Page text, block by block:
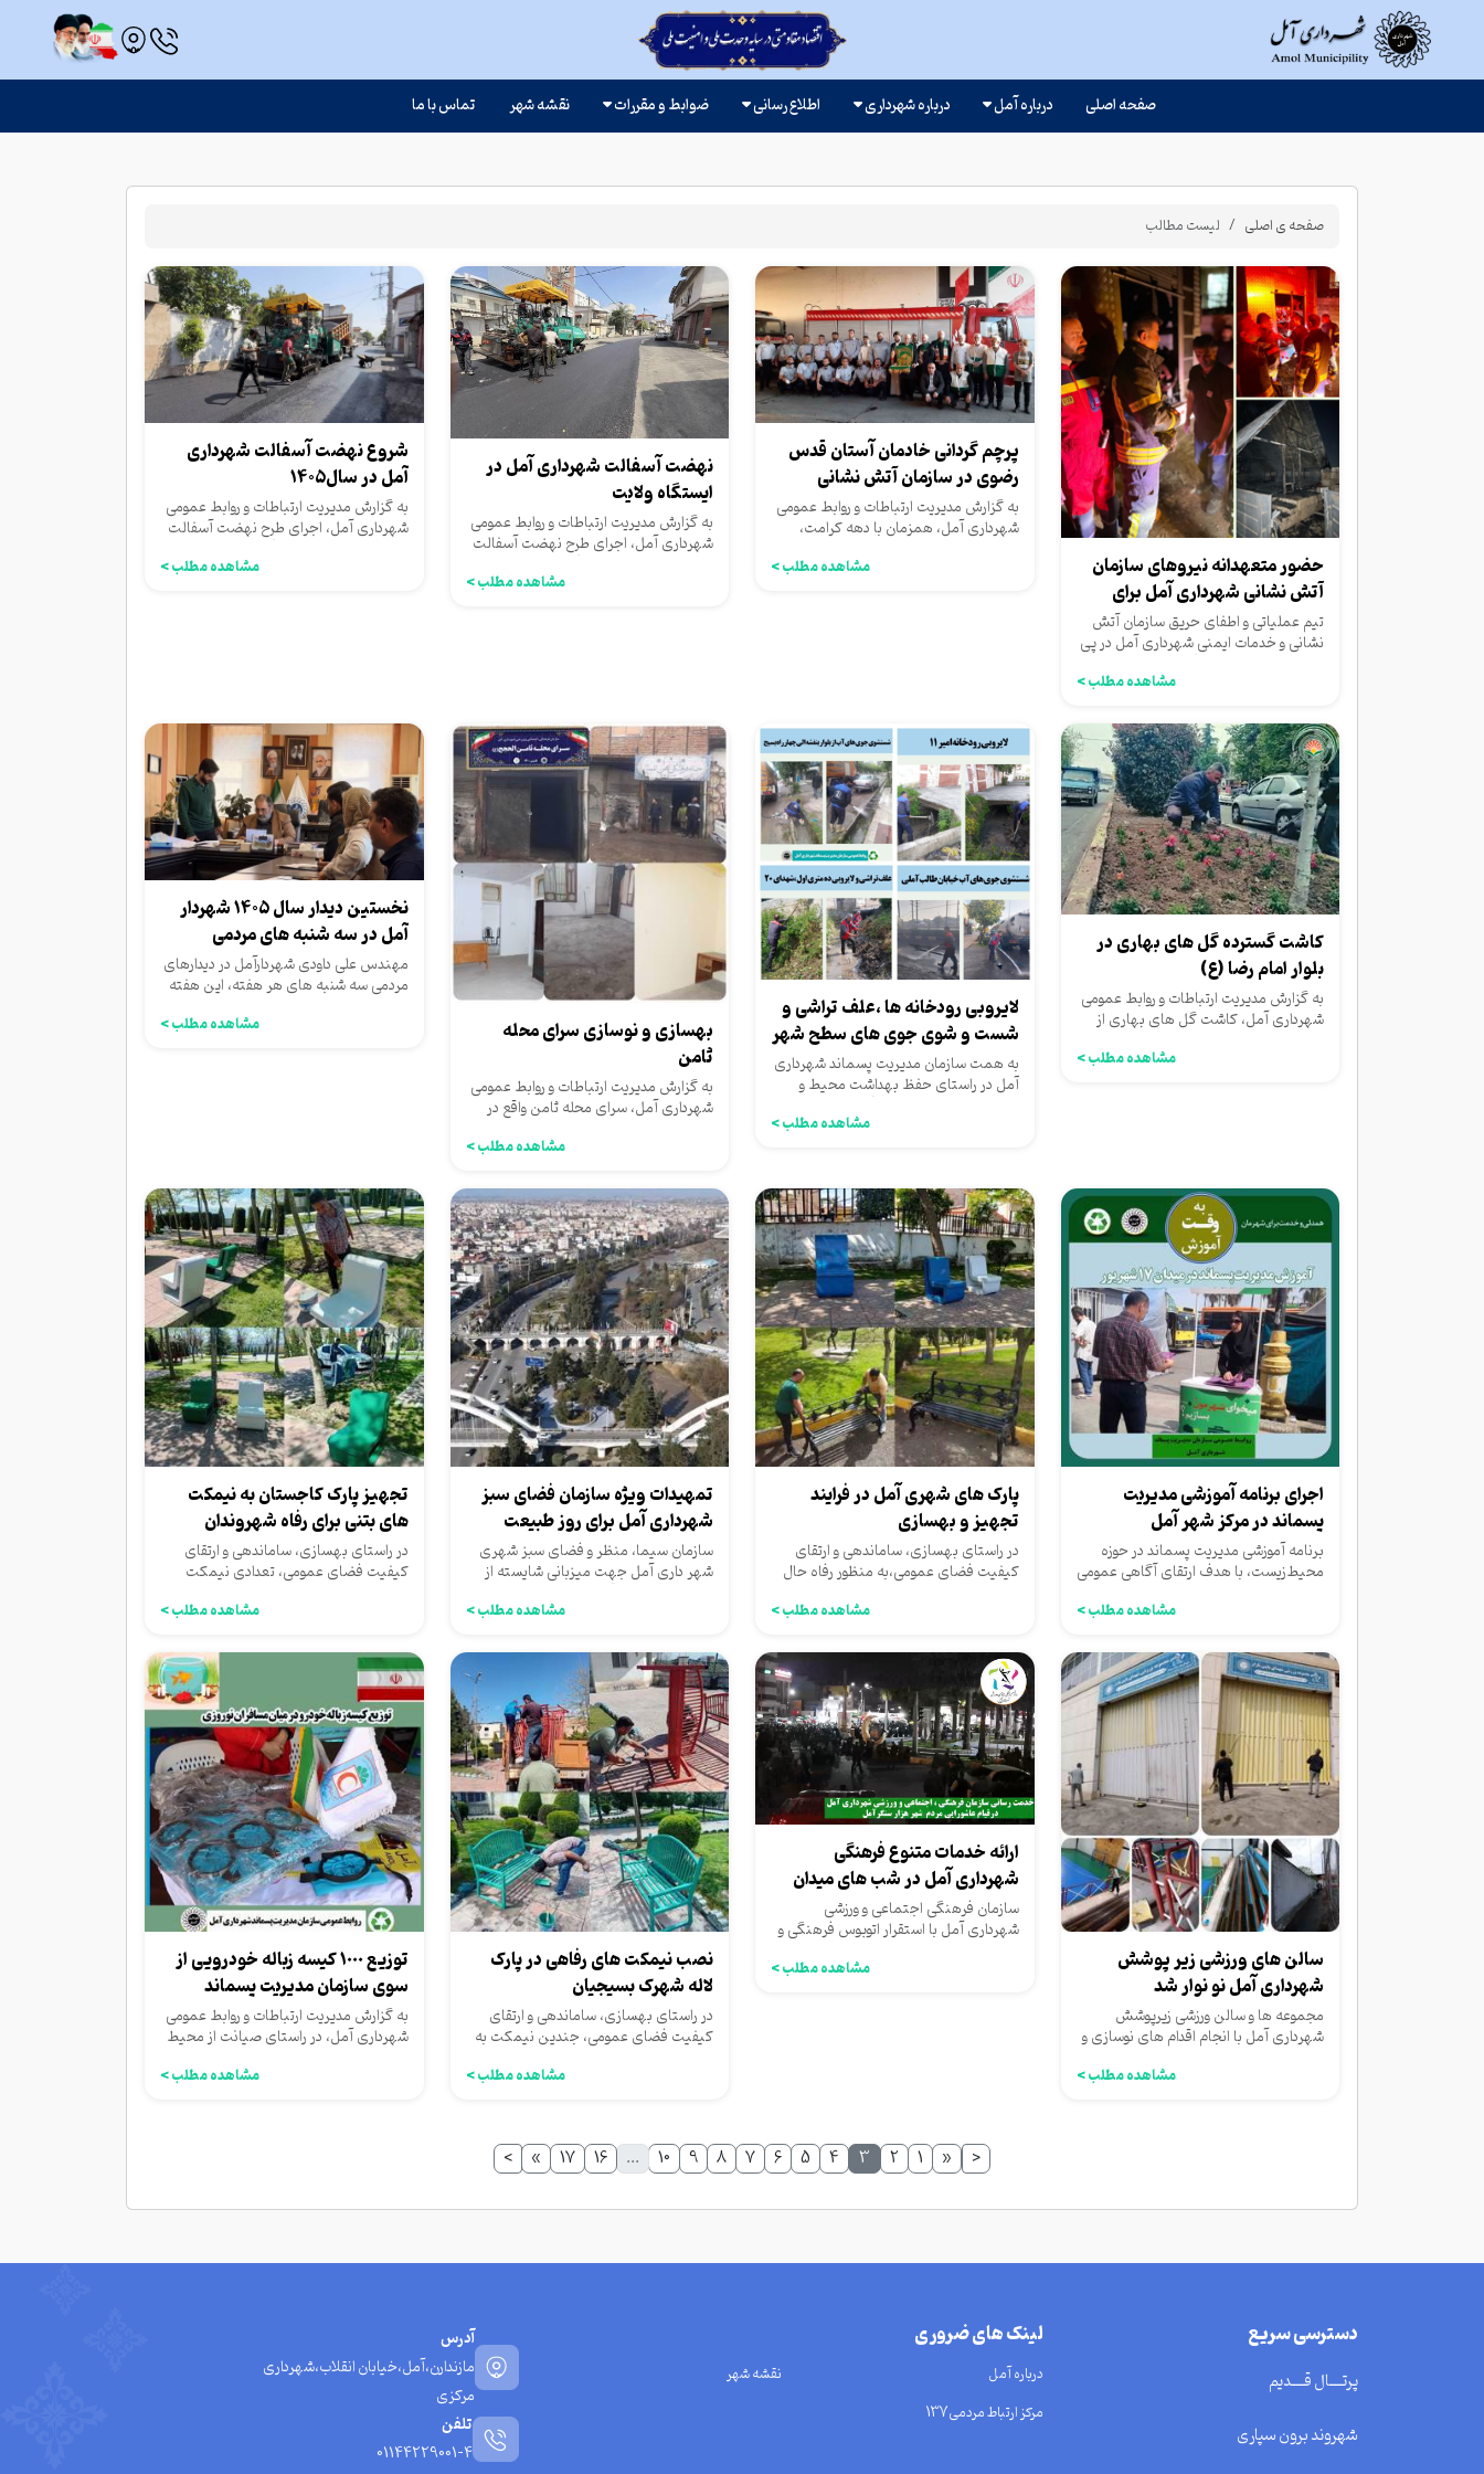
صفحه اصلی درباره آمل درباره شهرداری اطلاع رسانی ضوابط و مقررات نقشه شهر تماس با ما
صفحه ی اصلی لیست مطالب
حضور متعهدانه نیروهای سازمان
آتش نشانی شهرداری آمل برای
اطفای حریق...
تیم عملیاتی و اطفای حریق سازمان آتش
نشانی و خدمات ایمنی شهرداری آمل در پی
تماس مردمی مبنی بر آتش...
مشاهده مطلب >
پرچم گردانی خادمان آستان قدس
رضوی در سازمان آتش نشانی
شهرداری آمل
به گزارش مدیریت ارتباطات و روابط عمومی
شهرداری آمل، همزمان با دهه کرامت،
مشاهده مطلب >
نهضت آسفالت شهرداری آمل در
ایستگاه ولایت
به گزارش مدیریت ارتباطات و روابط عمومی
شهرداری آمل، اجرای طرح نهضت آسفالت
شهری توسط شهرداری آمل...
مشاهده مطلب >
شروع نهضت آسفالت شهرداری
آمل در سال۱۴۰۵
به گزارش مدیریت ارتباطات و روابط عمومی
شهرداری آمل، اجرای طرح نهضت آسفالت
شهری توسط شهرداری آمل...
مشاهده مطلب >
کاشت گسترده گل های بهاری در
بلوار امام رضا (ع)
به گزارش مدیریت ارتباطات و روابط عمومی
شهرداری آمل، کاشت گل های بهاری از
مشاهده مطلب >
لایروبی رودخانه ها ،علف تراشی و
شست و شوی جوی های سطح شهر
آمل
به همت سازمان مدیریت پسماند شهرداری
آمل در راستای حفظ بهداشت محیط و
جلوگیری از انسداد مسیر آب،علف‌تراشی...
مشاهده مطلب >
بهسازی و نوسازی سرای محله
ثامن
به گزارش مدیریت ارتباطات و روابط عمومی
شهرداری آمل، سرای محله ثامن واقع در
مشاهده مطلب >
نخستین دیدار سال ۱۴۰۵ شهردار
آمل در سه شنبه های مردمی
مهندس علی داودی شهردارآمل در دیدارهای
مردمی سه شنبه های هر هفته، این هفته
مشاهده مطلب >
اجرای برنامه آموزشی مدیریت
پسماند در مرکز شهر آمل
برنامه آموزشی مدیریت پسماند در حوزه
محیط‌زیست، با هدف ارتقای آگاهی عمومی
مشاهده مطلب >
پارک های شهری آمل در فرایند
تجهیز و بهسازی
در راستای بهسازی، ساماندهی و ارتقای
کیفیت فضای عمومی،به منظور رفاه حال
مشاهده مطلب >
تمهیدات ویژه سازمان فضای سبز
شهرداری آمل برای روز طبیعت
سازمان سیما، منظر و فضای سبز شهری
شهر داری آمل جهت میزبانی شایسته از
شهروندان محترم آملی و مسافران...
مشاهده مطلب >
تجهیز پارک کاجستان به نیمکت
های بتنی برای رفاه شهروندان
در راستای بهسازی، ساماندهی و ارتقای
کیفیت فضای عمومی، تعدادی نیمکت
مشاهده مطلب >
سالن های ورزشی زیر پوشش
شهرداری آمل نو نوار شد
مجموعه ها و سالن ورزشی زیرپوشش
شهرداری آمل با انجام اقدام های نوسازی و
مشاهده مطلب >
ارائه خدمات متنوع فرهنگی
شهرداری آمل در شب های میدان
داری آملی ها
سازمان فرهنگی اجتماعی و ورزشی
شهرداری آمل با استقرار اتوبوس فرهنگی و
مشاهده مطلب > نصب نیمکت های رفاهی در پارک
لاله شهرک بسیجیان
در راستای بهسازی، ساماندهی و ارتقای
کیفیت فضای عمومی، جندین نیمکت به
مشاهده مطلب >
توزیع ١٠٠٠ کیسه زباله خودرویی از
سوی سازمان مدیریت پسماند
شهرداری...
به گزارش مدیریت ارتباطات و روابط عمومی
شهرداری آمل، در راستای صیانت از محیط
مشاهده مطلب >
<
«
1
2
3
4
5
6
7
8
9
10
...
16
17
»
>
دسترسی سریع
پرتــــال قــــدیم
شهروند برون سپاری
لینک های ضروری
درباره آمل
نقشه شهر
مرکز ارتباط مردمی137
آدرس
مازندارن،آمل،خیابان انقلاب،شهرداری
مرکزی
تلفن
01144229001-4